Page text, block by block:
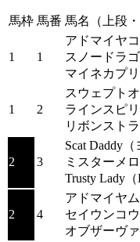
馬枠 馬番 馬名（上段
1 1
アドマイヤ
スノードラ
マイネカプ
1 2
スウェプト
ラインスピ
リボンスト
2 3
Scat Daddy
ミスターメ
Trusty Lady
2 4
アドマイヤ
セイウンコ
オブザーヴ